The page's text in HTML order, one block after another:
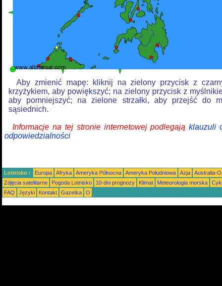
Aby zmienić mapę: kliknij na zielony przycisk z
krzyżykiem, aby powiększyć; na zielony przycisk z
aby pomniejszyć; na zielone strzałki, aby przejść do
sąsiednich.
Informacje na tej stronie internetowej podlegająklauzuli
odpowiedzialności
Lotnisko : Europa Afryka Ameryka Północna Ameryka Południowa Azja
Australia-
Zdjęcia satelitarne
Pogoda Lotnisko 10-dni prognozy Klimat Meteorologia morska
FAQ
Języki Kontakt Gazetka O